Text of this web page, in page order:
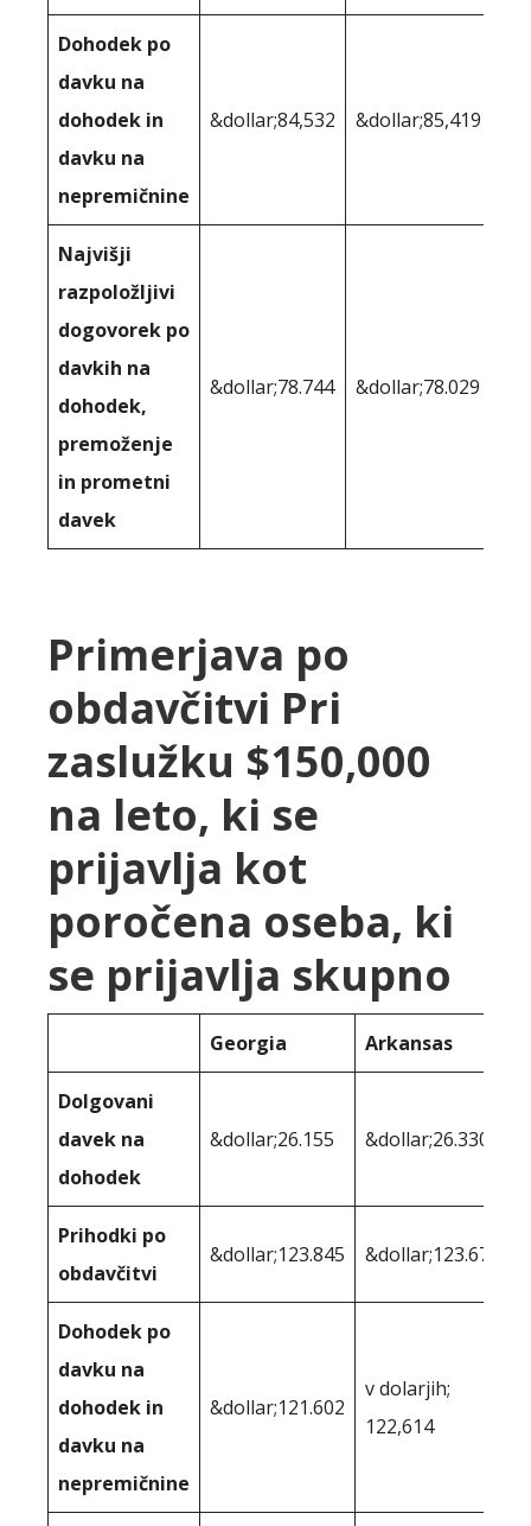
Dohodek po
davku na
dohodek in
davku na
nepremičnine
&dollar;84,532 &dollar;85,419
Najvišji
razpoložljivi
dogovorek po
davkih na
dohodek,
premoženje
in prometni
davek
&dollar;78.744 &dollar;78.029
Primerjava po
obdavčitvi Pri
zaslužku $150,000
na leto, ki se
prijavlja kot
poročena oseba, ki
se prijavlja skupno
Georgia Arkansas
Dolgovani
davek na
dohodek
&dollar;26.155 &dollar;26.330
Prihodki po
obdavčitvi
&dollar;123.845 &dollar;123.670
Dohodek po
davku na
dohodek in
davku na
nepremičnine
&dollar;121.602
v dolarjih;
122,614